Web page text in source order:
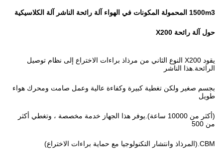
1500m3 المحمولة المكونات في الهواء آلة رائحة الناشر آلة الكلاسيكية
حول آلة رائحة X200
يقود X200 النوع الثاني من مرذاذ براءات الاختراع إلى نظام توصيل
الرائحة.هذا الناشر
بجسم صغير ولكن تغطية كبيرة وكفاءة عالية وعمل صامت ومحرك هواء
طويل
(أكثر من 10000 ساعة).يوفر هذا الجهاز خدمة مخصصة ، وتغطي أكثر
من 500
CBM.(المرذاذ وانتشار التكنولوجيا مع حماية براءات الاختراع)